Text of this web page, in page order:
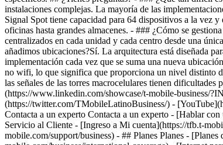
Contacta a un experto Contacta a un experto - [Hablar
Servicio al Cliente - [Ingreso a Mi cuenta](https://tfb.t-
mobile.com/support/business) - ## Planes Planes -